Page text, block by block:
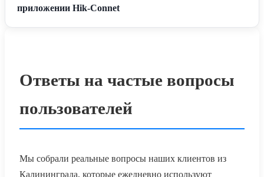
приложении Hik-Connet
Ответы на частые вопросы
пользователей
Мы собрали реальные вопросы наших клиентов из
Калининграда, которые ежедневно используют